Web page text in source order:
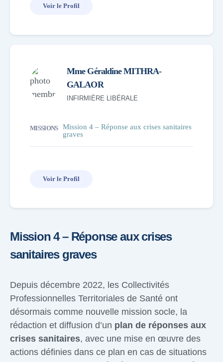
Voir le Profil
Mme Géraldine MITHRA-
GALAOR
INFIRMIÈRE LIBÉRALE
MISSIONS
Mission 4 – Réponse aux crises sanitaires
graves
Voir le Profil
Mission 4 – Réponse aux crises
sanitaires graves
Depuis décembre 2022, les Collectivités
Professionnelles Territoriales de Santé ont
désormais comme nouvelle mission socle, la
rédaction et diffusion d’un plan de réponses aux
crises sanitaires, avec une mise en œuvre des
actions définies dans ce plan en cas de situations